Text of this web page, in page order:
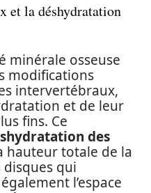
et la déshydratation
minérale osseuse
modifications
intervertébraux,
et de leur
fins. Ce
des
hauteur totale de la
qui
l’espace